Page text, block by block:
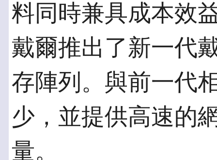
料同時兼具成本效
戴爾推出了新一代
存陣列。與前一代
少，並提供高速的
量。